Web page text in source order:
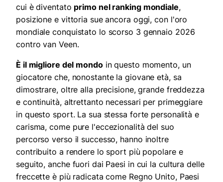
cui è diventato primo nel ranking mondiale,
posizione e vittoria sue ancora oggi, con l'oro
mondiale conquistato lo scorso 3 gennaio 2026
contro van Veen.
È il migliore del mondoin questo momento, un
giocatore che, nonostante la giovane età, sa
dimostrare, oltre alla precisione, grande freddezza
e continuità, altrettanto necessari per primeggiare
in questo sport. La sua stessa forte personalità e
carisma, come pure l'eccezionalità del suo
percorso verso il successo, hanno inoltre
contribuito a rendere lo sport più popolare e
seguito, anche fuori dai Paesi in cui la cultura delle
freccette è più radicata come Regno Unito, Paesi